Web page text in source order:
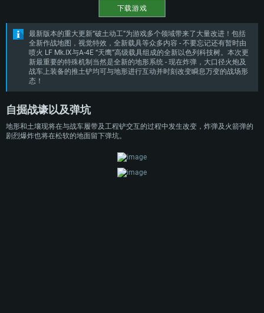
下载游戏
最新版本的重大更新“破土动工”为游戏多个领域带来了大量改进！包括
全新作战地图，视觉特效，全新载具等众多内容 - 不要忘记还有暂时由
喷火 LF Mk.IX与A-4E “天鹰”高级载具组成的全新以色列科技树。本次更
新最重要的特殊机制当然是全新的地形系统 - 现在炸弹，大口径火炮及
战车上装备的推土铲均可与地形进行互动并时刻改变瞬息万变的战场形
态！
自掘战壕以及弹坑
地形和土壤现将在与战车履带及工程铲交互的过程中发生改变，炸弹及火箭弹的
剧烈爆炸也将在松软的地面留下弹坑。